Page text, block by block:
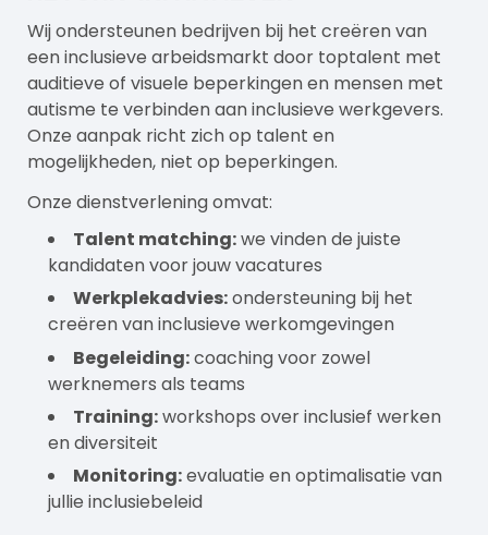
Wij ondersteunen bedrijven bij het creëren van
een inclusieve arbeidsmarkt door toptalent met
auditieve of visuele beperkingen en mensen met
autisme te verbinden aan inclusieve werkgevers.
Onze aanpak richt zich op talent en
mogelijkheden, niet op beperkingen.
Onze dienstverlening omvat:
Talent matching:we vinden de juiste
kandidaten voor jouw vacatures
Werkplekadvies:ondersteuning bij het
creëren van inclusieve werkomgevingen
Begeleiding:coaching voor zowel
werknemers als teams
Training:workshops over inclusief werken
en diversiteit
Monitoring:evaluatie en optimalisatie van
jullie inclusiebeleid